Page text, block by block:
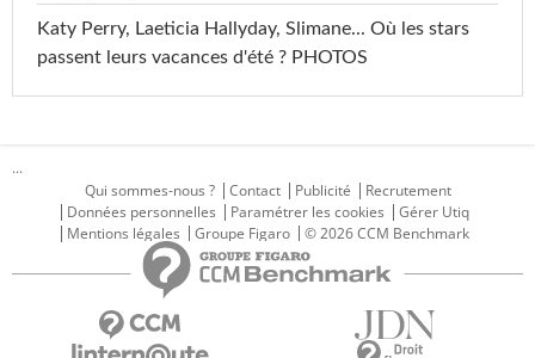
Katy Perry, Laeticia Hallyday, Slimane... Où les stars
passent leurs vacances d'été ? PHOTOS
...
Qui sommes-nous ?
Contact Publicité
Recrutement
Données personnelles
Paramétrer les cookies
Gérer Utiq
Mentions légales
Groupe Figaro © 2026 CCM Benchmark